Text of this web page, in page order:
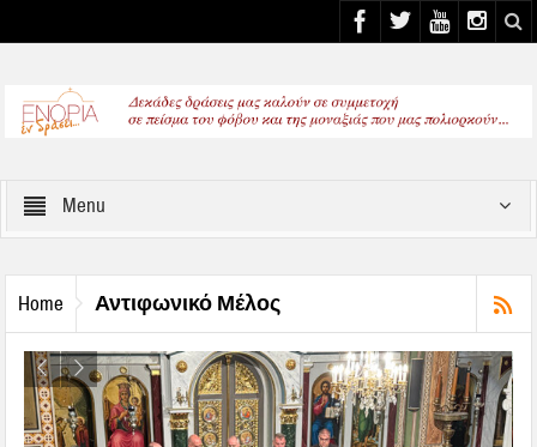
Menu
Home Αντιφωνικό Μέλος